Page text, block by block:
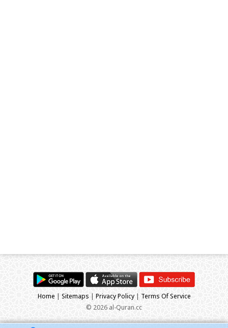
Home | Sitemaps | Privacy Policy| Terms Of Service
© 2026 al-Quran.cc